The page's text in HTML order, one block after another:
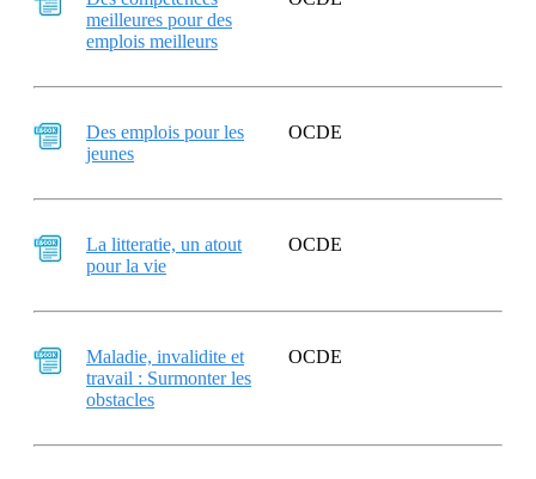
meilleures pour des
emplois meilleurs
Des emplois pour les
jeunes
OCDE
La litteratie, un atout
pour la vie
OCDE
Maladie, invalidite et
travail : Surmonter les
obstacles
OCDE